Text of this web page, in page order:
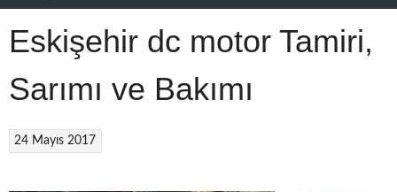
Eskişehir dc motor Tamiri,
Sarımı ve Bakımı
24 Mayıs 2017